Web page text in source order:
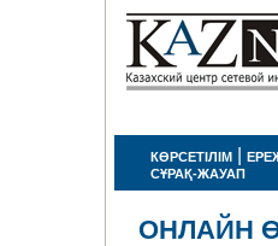
КӨРСЕТІЛІМ
СҰРАҚ-ЖАУАП
ОНЛАЙН